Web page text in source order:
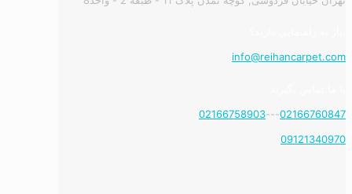
info@reihancarpet.com
02166760847
---
02166758903
09121340970